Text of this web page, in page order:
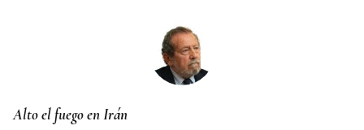
Alto el fuego en Irán